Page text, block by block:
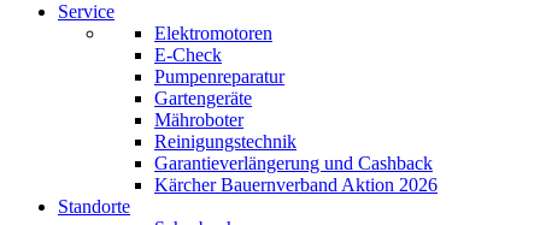
Service
Elektromotoren
E-Check
Pumpenreparatur
Gartengeräte
Mähroboter
Reinigungstechnik
Garantieverlängerung und Cashback
Kärcher Bauernverband Aktion 2026
Standorte